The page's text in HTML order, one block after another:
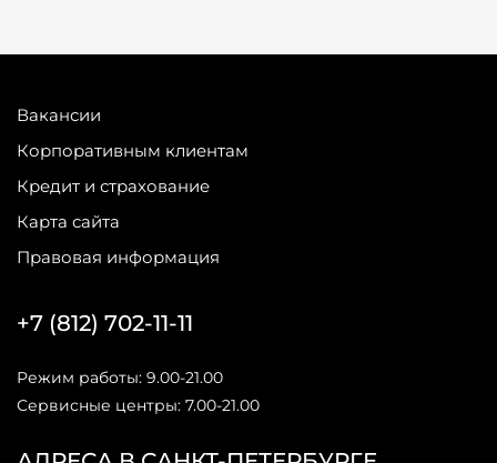
Вакансии
Корпоративным клиентам
Кредит и страхование
Карта сайта
Правовая информация
+7 (812) 702-11-11
Режим работы: 9.00-21.00
Сервисные центры: 7.00-21.00